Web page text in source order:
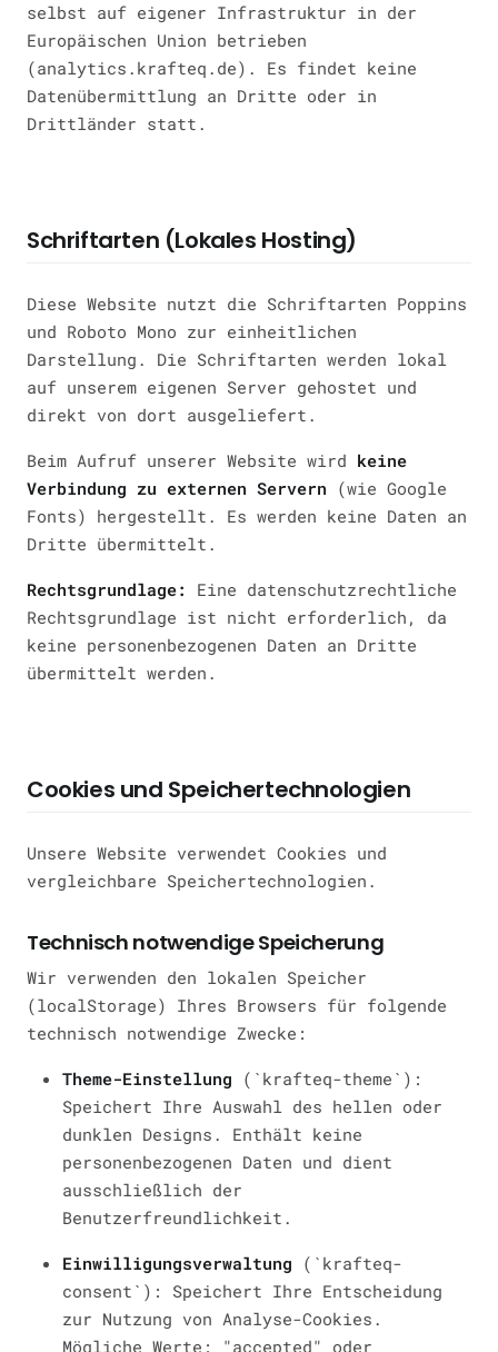
selbst auf eigener Infrastruktur in der
Europäischen Union betrieben
(analytics.krafteq.de). Es findet keine
Datenübermittlung an Dritte oder in
Drittländer statt.
Schriftarten (Lokales Hosting)
Diese Website nutzt die Schriftarten Poppins
und Roboto Mono zur einheitlichen
Darstellung. Die Schriftarten werden lokal
auf unserem eigenen Server gehostet und
direkt von dort ausgeliefert.
Beim Aufruf unserer Website wird keine
Verbindung zu externen Servern (wie Google
Fonts) hergestellt. Es werden keine Daten an
Dritte übermittelt.
Rechtsgrundlage:
Eine datenschutzrechtliche
Rechtsgrundlage ist nicht erforderlich, da
keine personenbezogenen Daten an Dritte
übermittelt werden.
Cookies und Speichertechnologien
Unsere Website verwendet Cookies und
vergleichbare Speichertechnologien.
Technisch notwendige Speicherung
Wir verwenden den lokalen Speicher
(localStorage) Ihres Browsers für folgende
technisch notwendige Zwecke:
Theme-Einstellung (`krafteq-theme`):
Speichert Ihre Auswahl des hellen oder
dunklen Designs. Enthält keine
personenbezogenen Daten und dient
ausschließlich der
Benutzerfreundlichkeit.
Einwilligungsverwaltung (`krafteq-
consent`): Speichert Ihre Entscheidung
zur Nutzung von Analyse-Cookies.
Mögliche Werte: "accepted" oder